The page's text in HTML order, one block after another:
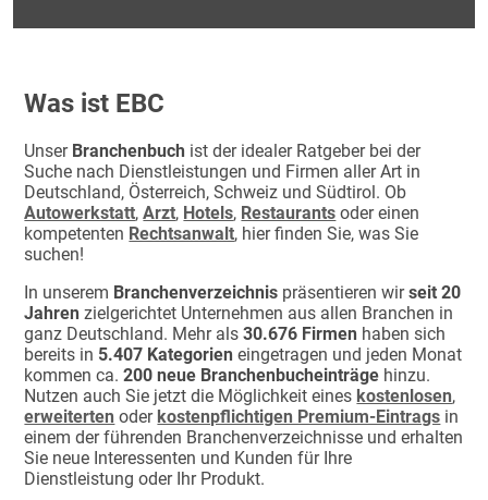
Was ist EBC
Unser Branchenbuch ist der idealer Ratgeber bei der
Suche nach Dienstleistungen und Firmen aller Art in
Deutschland, Österreich, Schweiz und Südtirol. Ob
Autowerkstatt,Arzt, Hotels, Restaurants oder einen
kompetenten Rechtsanwalt, hier finden Sie, was Sie
suchen!
In unserem Branchenverzeichnis präsentieren wirseit 20
Jahren zielgerichtet Unternehmen aus allen Branchen in
ganz Deutschland. Mehr als30.676 Firmen haben sich
bereits in 5.407 Kategorien eingetragen und jeden Monat
kommen ca.200 neue Branchenbucheinträge hinzu.
Nutzen auch Sie jetzt die Möglichkeit eines kostenlosen,
erweiterten oder kostenpflichtigen Premium-Eintrags in
einem der führenden Branchenverzeichnisse und erhalten
Sie neue Interessenten und Kunden für Ihre
Dienstleistung oder Ihr Produkt.